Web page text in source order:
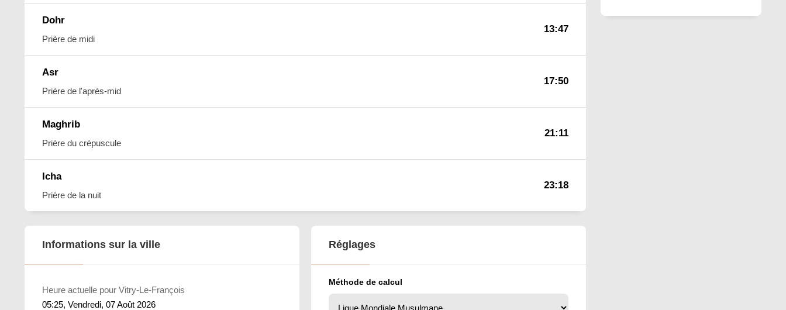
Dohr
Prière de midi
13:47
Asr
Prière de l'après-mid
17:50
Maghrib
Prière du crépuscule
21:11
Icha
Prière de la nuit
23:18
Informations sur la ville
Heure actuelle pour Vitry-Le-François
05:25, Vendredi, 07 Août 2026
Réglages
Méthode de calcul